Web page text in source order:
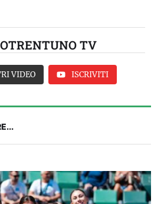
TV
VIDEO ISCRIVITI